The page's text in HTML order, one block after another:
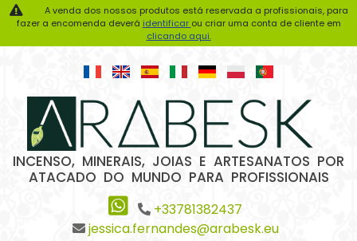
A venda dos nossos produtos está reservada a profissionais, para
fazer a encomenda deverá identificar ou criar uma conta de cliente em
clicando aqui.
INCENSO, MINERAIS, JOIAS E ARTESANATOS POR
ATACADO DO MUNDO PARA PROFISSIONAIS
+33781382437
jessica.fernandes@arabesk.eu